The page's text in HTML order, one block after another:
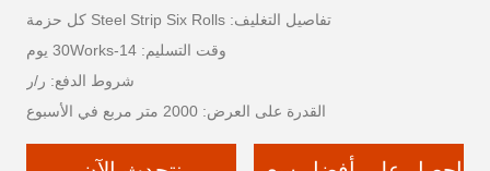
تفاصيل التغليف: Steel Strip Six Rolls كل حزمة
وقت التسليم: 14-30Works يوم
شروط الدفع: ر/ر
القدرة على العرض: 2000 متر مربع في الأسبوع